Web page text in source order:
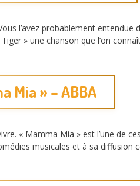
l’avez probablement entendue
» une chanson que l’on
Mia » – ABBA
« Mamma Mia » est l’une de ces
musicales et à sa